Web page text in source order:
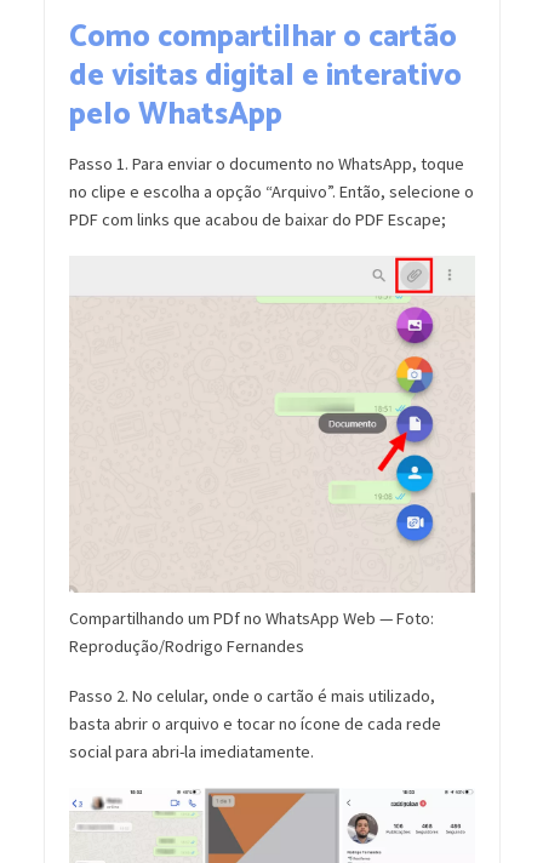
Como compartilhar o cartão
de visitas digital e interativo
pelo WhatsApp
Passo 1. Para enviar o documento no WhatsApp, toque
no clipe e escolha a opção “Arquivo”. Então, selecione o
PDF com links que acabou de baixar do PDF Escape;
Compartilhando um PDf no WhatsApp Web — Foto:
Reprodução/Rodrigo Fernandes
Passo 2. No celular, onde o cartão é mais utilizado,
basta abrir o arquivo e tocar no ícone de cada rede
social para abri-la imediatamente.